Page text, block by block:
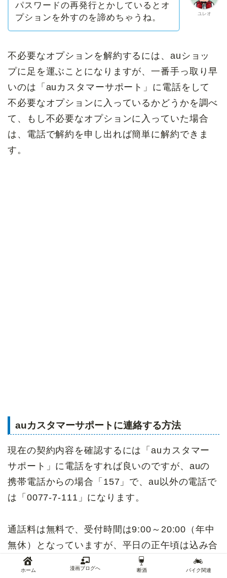
ユレオ
パスワードの再発行とかしているとオ
プションを外すのを諦めちゃうね。
不必要なオプションを解約するには、auショッ
プに足を運ぶことになりますが、一番手っ取り早
いのは「auカスタマーサポート」に電話をして
不必要なオプションに入っているかどうかを調べ
て、もし不必要なオプションに入っていた場合
は、電話で解約を申し出れば簡単に解約できま
す。
auカスタマーサポートに連絡する方法
現在の契約内容を確認するには「auカスタマー
サポート」に電話をすれば良いのですが、auの
携帯電話からの場合「157」で、au以外の電話で
は「0077-7-111」になります。
通話料は無料で、受付時間は9:00～20:00（年中
無休）となっていますが、平日の正午頃は込み合
っていることもあり、つながりにくくなります。
ホーム 漫画ブログへ 断酒 バイク関連